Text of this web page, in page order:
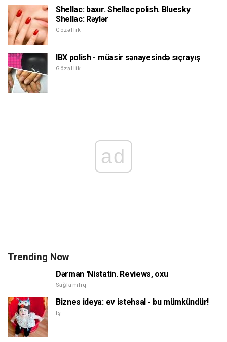
Shellac: baxır. Shellac polish. Bluesky
Shellac: Rəylər
Gözəllik
IBX polish - müasir sənayesində sıçrayış
Gözəllik
ad
Trending Now
Dərman 'Nistatin. Reviews, oxu
Sağlamlıq
Biznes ideya: ev istehsal - bu mümkündür!
Iş